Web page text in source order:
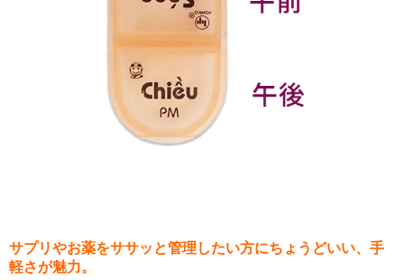
サプリやお薬をササッと管理したい方にちょうどいい、手
軽さが魅力。